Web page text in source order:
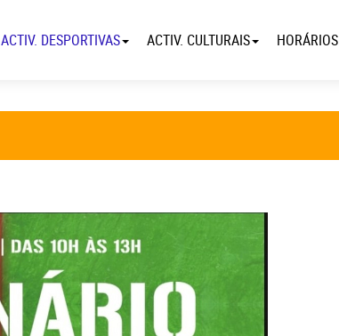
ACTIV. DESPORTIVAS ACTIV. CULTURAIS HORÁRIOS